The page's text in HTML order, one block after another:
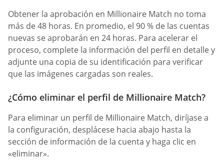
Obtener la aprobación en Millionaire Match no toma
más de 48 horas. En promedio, el 90 % de las cuentas
nuevas se aprobarán en 24 horas. Para acelerar el
proceso, complete la información del perfil en detalle y
adjunte una copia de su identificación para verificar
que las imágenes cargadas son reales.
¿Cómo eliminar el perfil de Millionaire Match?
Para eliminar un perfil de Millionaire Match, diríjase a
la configuración, desplácese hacia abajo hasta la
sección de información de la cuenta y haga clic en
«eliminar».